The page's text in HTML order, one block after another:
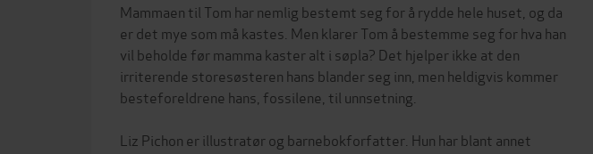
Mammaen til Tom har nemlig bestemt seg for å rydde hele huset, og da
er det mye som må kastes. Men klarer Tom å bestemme seg for hva han
vil beholde før mamma kaster alt i søpla? Det hjelper ikke at den
irriterende storesøsteren hans blander seg inn, men heldigvis kommer
besteforeldrene hans, fossilene, til unnsetning.
Liz Pichon er illustratør og barnebokforfatter. Hun har blant annet